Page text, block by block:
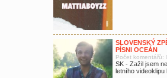
SLOVENSKÝ
PÍSNI OCEÁN
Počet komentářů:
SK - Zažil jsem
letního